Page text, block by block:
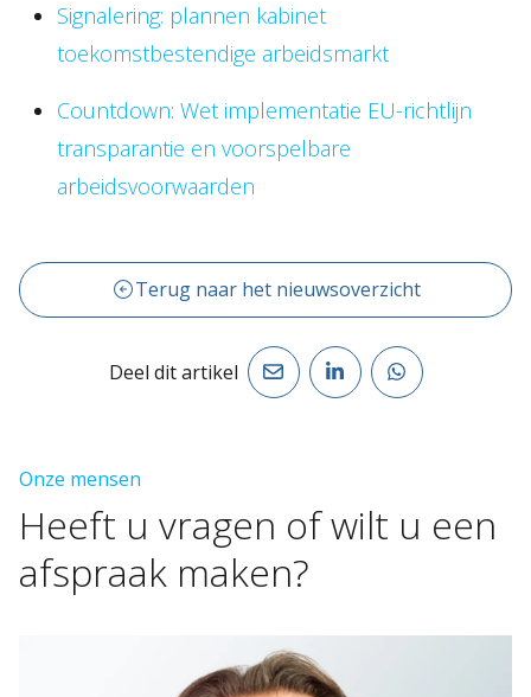
Signalering: plannen kabinet
toekomstbestendige arbeidsmarkt
Countdown: Wet implementatie EU-richtlijn
transparantie en voorspelbare
arbeidsvoorwaarden
Terug naar het nieuwsoverzicht
Deel dit artikel
Onze mensen
Heeft u vragen ofwilt u een
afspraak maken?